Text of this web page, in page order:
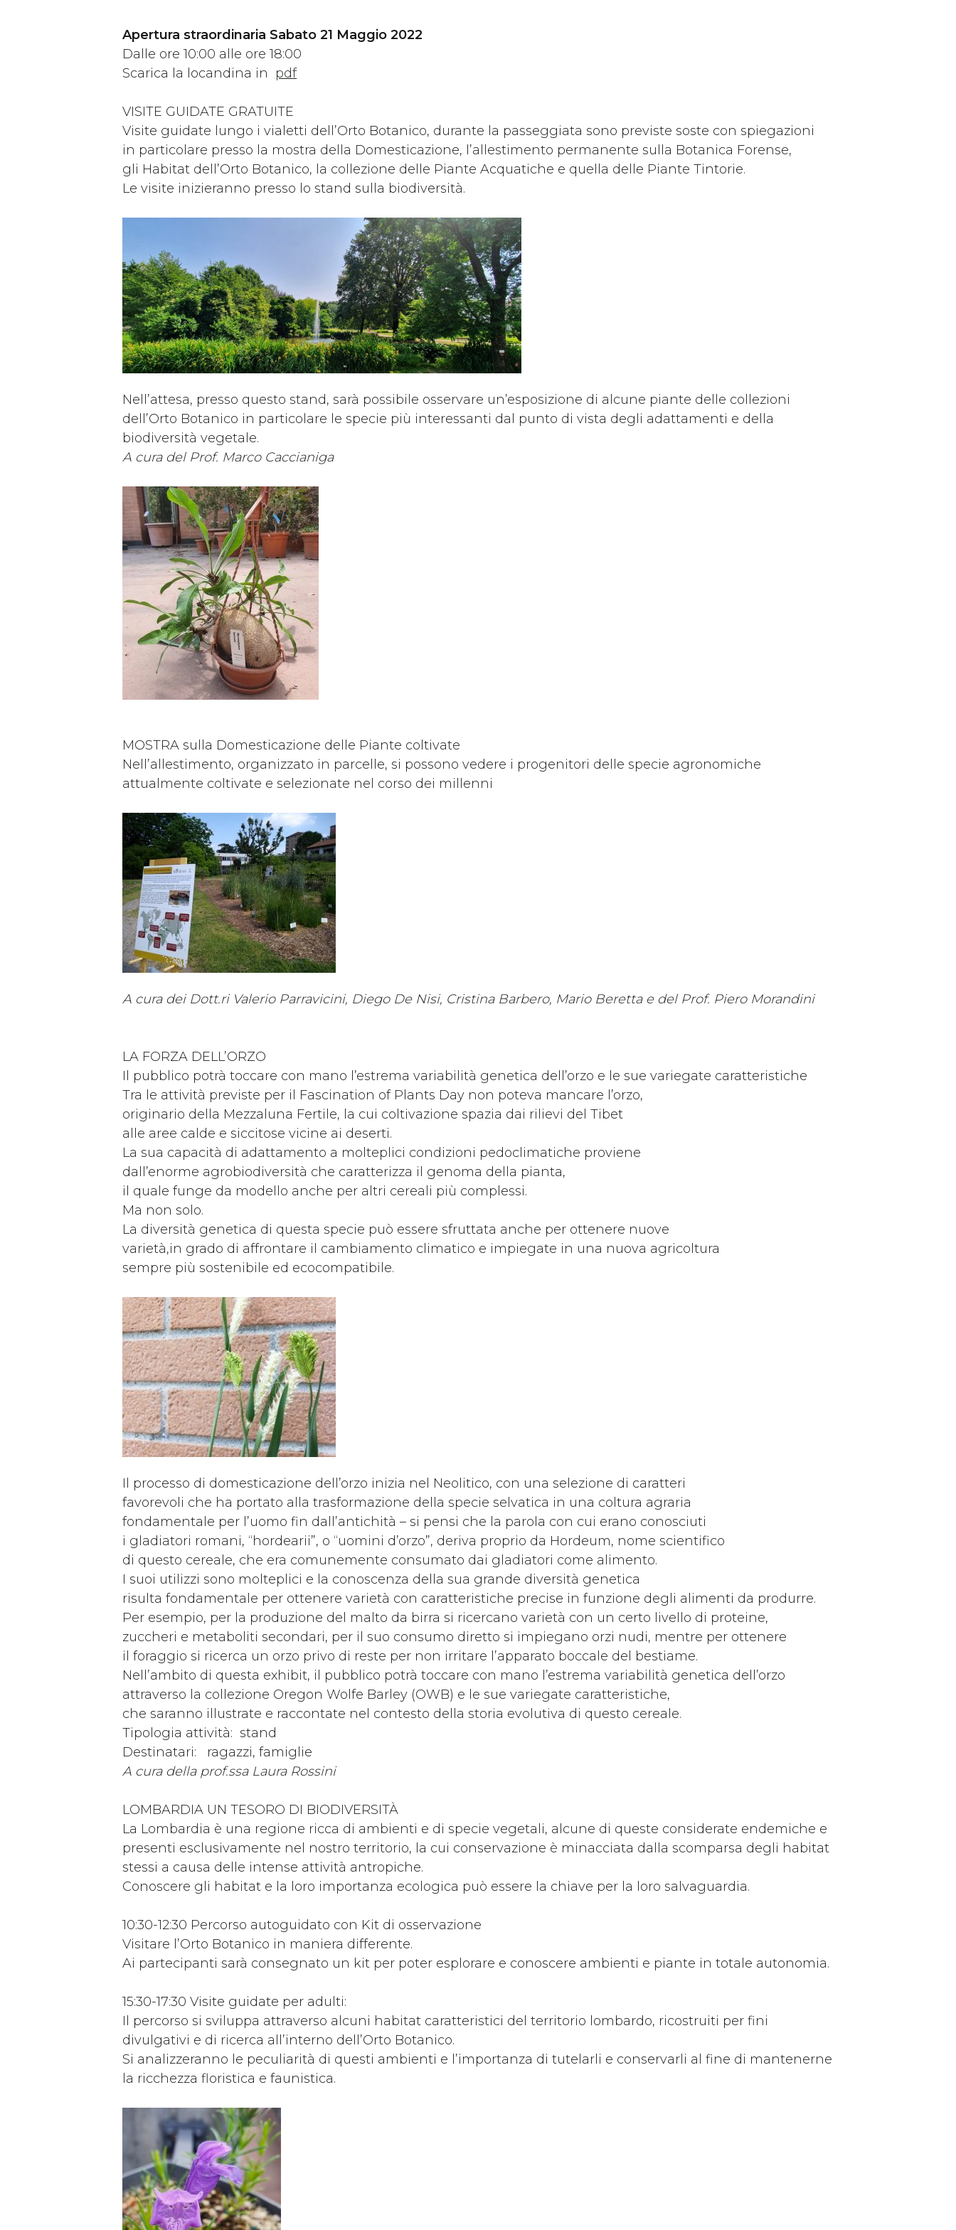
Apertura straordinaria Sabato 21 Maggio 2022
Dalle ore 10:00 alle ore 18:00
Scarica la locandina in pdf
VISITE GUIDATE GRATUITE
Visite guidate lungo i vialetti dell’Orto Botanico, durante la passeggiata sono previste soste con spiegazioni
in particolare presso la mostra della Domesticazione, l’allestimento permanente sulla Botanica Forense,
gli Habitat dell’Orto Botanico, la collezione delle Piante Acquatiche e quella delle Piante Tintorie.
Le visite inizieranno presso lo stand sulla biodiversità.
Nell’attesa, presso questo stand, sarà possibile osservare un’esposizione di alcune piante delle collezioni
dell’Orto Botanico in particolare le specie più interessanti dal punto di vista degli adattamenti e della
biodiversità vegetale.
A cura del Prof. Marco Caccianiga
MOSTRA sulla Domesticazione delle Piante coltivate
Nell’allestimento, organizzato in parcelle, si possono vedere i progenitori delle specie agronomiche
attualmente coltivate e selezionate nel corso dei millenni
A cura dei Dott.ri Valerio Parravicini, Diego De Nisi, Cristina Barbero, Mario Beretta e del Prof. Piero Morandini
LA FORZA DELL’ORZO
Il pubblico potrà toccare con mano l’estrema variabilità genetica dell’orzo e le sue variegate caratteristiche
Tra le attività previste per il Fascination of Plants Day non poteva mancare l’orzo,
originario della Mezzaluna Fertile, la cui coltivazione spazia dai rilievi del Tibet
alle aree calde e siccitose vicine ai deserti.
La sua capacità di adattamento a molteplici condizioni pedoclimatiche proviene
dall’enorme agrobiodiversità che caratterizza il genoma della pianta,
il quale funge da modello anche per altri cereali più complessi.
Ma non solo.
La diversità genetica di questa specie può essere sfruttata anche per ottenere nuove
varietà,in grado di affrontare il cambiamento climatico e impiegate in una nuova agricoltura
sempre più sostenibile ed ecocompatibile.
Il processo di domesticazione dell’orzo inizia nel Neolitico, con una selezione di caratteri
favorevoli che ha portato alla trasformazione della specie selvatica in una coltura agraria
fondamentale per l’uomo fin dall’antichità – si pensi che la parola con cui erano conosciuti
i gladiatori romani, “hordearii”, o “uomini d’orzo”, deriva proprio da Hordeum, nome scientifico
di questo cereale, che era comunemente consumato dai gladiatori come alimento.
I suoi utilizzi sono molteplici e la conoscenza della sua grande diversità genetica
risulta fondamentale per ottenere varietà con caratteristiche precise in funzione degli alimenti da produrre.
Per esempio, per la produzione del malto da birra si ricercano varietà con un certo livello di proteine,
zuccheri e metaboliti secondari, per il suo consumo diretto si impiegano orzi nudi, mentre per ottenere
il foraggio si ricerca un orzo privo di reste per non irritare l’apparato boccale del bestiame.
Nell’ambito di questa exhibit, il pubblico potrà toccare con mano l’estrema variabilità genetica dell’orzo
attraverso la collezione Oregon Wolfe Barley (OWB) e le sue variegate caratteristiche,
che saranno illustrate e raccontate nel contesto della storia evolutiva di questo cereale.
Tipologia attività: stand
Destinatari: ragazzi, famiglie
A cura della prof.ssa Laura Rossini
LOMBARDIA UN TESORO DI BIODIVERSITÀ
La Lombardia è una regione ricca di ambienti e di specie vegetali, alcune di queste considerate endemiche e
presenti esclusivamente nel nostro territorio, la cui conservazione è minacciata dalla scomparsa degli habitat
stessi a causa delle intense attività antropiche.
Conoscere gli habitat e la loro importanza ecologica può essere la chiave per la loro salvaguardia.
10:30-12:30 Percorso autoguidato con Kit di osservazione
Visitare l’Orto Botanico in maniera differente.
Ai partecipanti sarà consegnato un kit per poter esplorare e conoscere ambienti e piante in totale autonomia.
15:30-17:30 Visite guidate per adulti:
Il percorso si sviluppa attraverso alcuni habitat caratteristici del territorio lombardo, ricostruiti per fini
divulgativi e di ricerca all’interno dell’Orto Botanico.
Si analizzeranno le peculiarità di questi ambienti e l’importanza di tutelarli e conservarli al fine di mantenerne
la ricchezza floristica e faunistica.